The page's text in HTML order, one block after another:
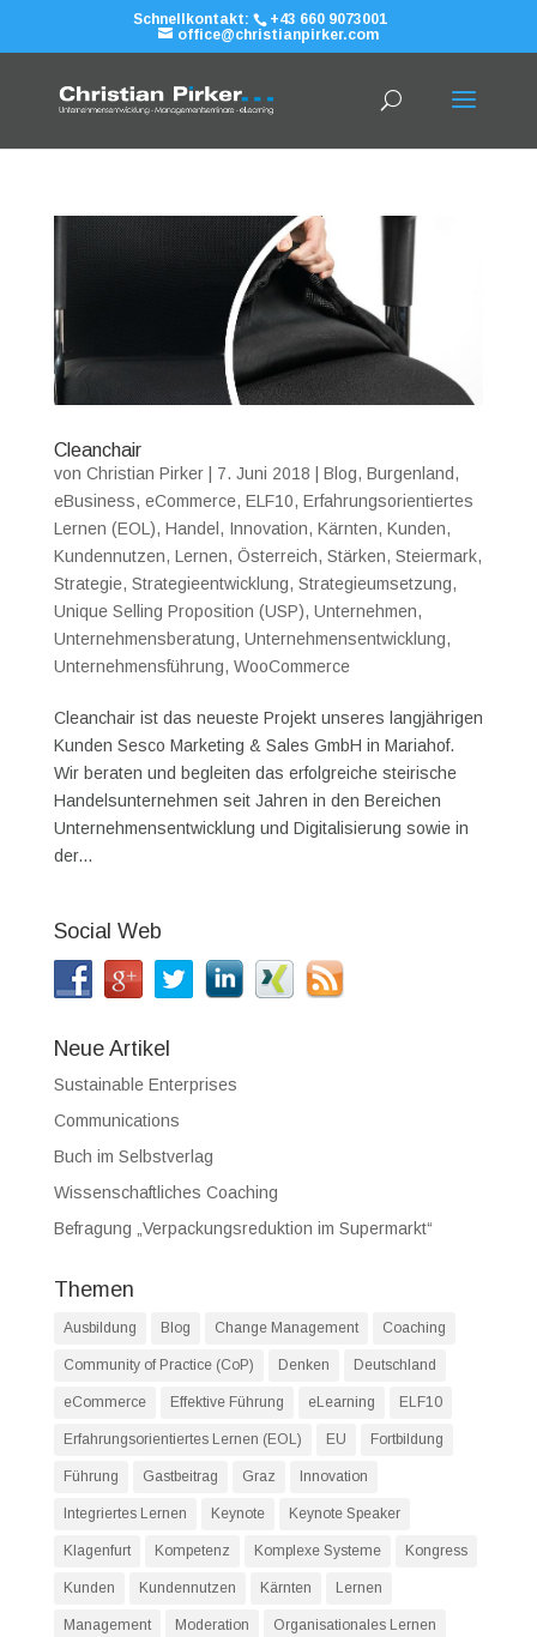
Schnellkontakt:
+43 660 9073001
office@christianpirker.com
Cleanchair
von Christian Pirker| 7. Juni 2018 Blog, Burgenland,
eBusiness, eCommerce, ELF10, Erfahrungsorientiertes
Lernen (EOL), Handel , Innovation, Kärnten, Kunden,
Kundennutzen, Lernen, Österreich, Stärken, Steiermark,
Strategie, Strategieentwicklung, Strategieumsetzung,
Unique Selling Proposition (USP), Unternehmen,
Unternehmensberatung, Unternehmensentwicklung,
Unternehmensführung, WooCommerce
Cleanchair ist das neueste Projekt unseres langjährigen
Kunden Sesco Marketing & Sales GmbH in Mariahof.
Wir beraten und begleiten das erfolgreiche steirische
Handelsunternehmen seit Jahren in den Bereichen
Unternehmensentwicklung und Digitalisierung sowie in
der...
Social Web
Neue Artikel
Sustainable Enterprises
Communications
Buch im Selbstverlag
Wissenschaftliches Coaching
Befragung „Verpackungsreduktion im Supermarkt“
Themen
Ausbildung Blog Change Management Coaching
Community of Practice (CoP) Denken Deutschland
eCommerce Effektive Führung eLearning ELF10
Erfahrungsorientiertes Lernen (EOL) EU Fortbildung
Führung Gastbeitrag Graz Innovation
Integriertes Lernen Keynote Keynote Speaker
Klagenfurt Kompetenz Komplexe Systeme Kongress
Kunden Kundennutzen Kärnten Lernen
Management Moderation Organisationales Lernen